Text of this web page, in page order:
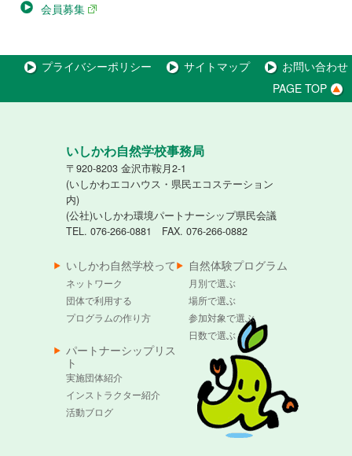
会員募集
プライバシーポリシー サイトマップ
お問い合わせ
PAGE TOP
いしかわ自然学校事務局
〒920-8203 金沢市鞍月2-1
(いしかわエコハウス・県民エコステーション
内)
(公社)いしかわ環境パートナーシップ県民会議
TEL. 076-266-0881 FAX. 076-266-0882
いしかわ自然学校って
ネットワーク
団体で利用する
プログラムの作り方
自然体験プログラム
月別で選ぶ
場所で選ぶ
参加対象で選ぶ
日数で選ぶ
パートナーシップリス
ト
実施団体紹介
インストラクター紹介
活動ブログ